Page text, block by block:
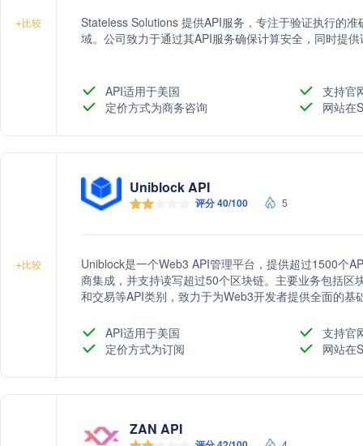
+比较
Stateless Solutions 提供API服务，专注于验证执行的
域。公司致力于通过其API服务确保计算安全，同时提
API适用于美国
支持官
定价方式为商务咨询
网站在
+比较
Uniblock API
评分 40/100 5
Uniblock是一个Web3 API管理平台，提供超过1500个
商集成，并支持读写超过50个区块链。主要业务包括
和交易等API类别，致力于为Web3开发者提供全面的基
API适用于美国
支持官
定价方式为订阅
网站在
ZAN API